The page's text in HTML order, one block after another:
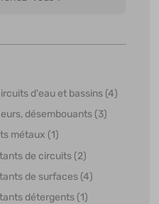
d'eau et bassins (4)
désembouants (3)
métaux (1)
de circuits (2)
de surfaces (4)
détergents (1)